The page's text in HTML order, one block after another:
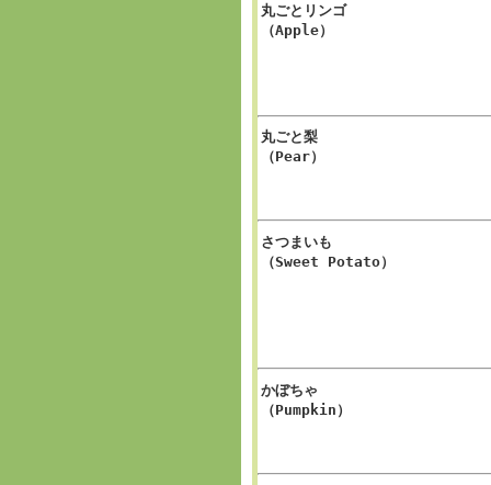
丸ごとリンゴ
（Apple）
丸ごと梨
（Pear）
さつまいも
（Sweet Potato）
かぼちゃ
（Pumpkin）